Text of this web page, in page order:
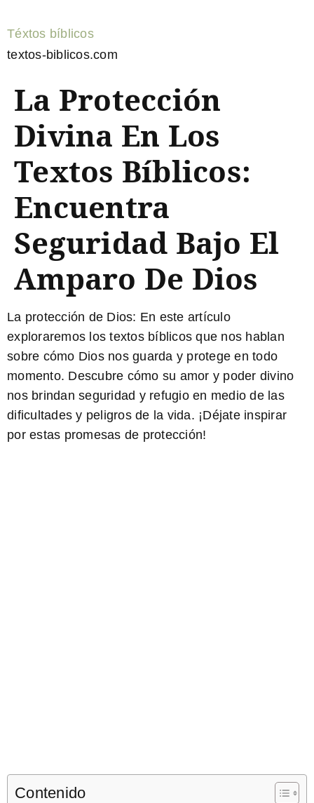
Téxtos bíblicos
textos-biblicos.com
La Protección
Divina En Los
Textos Bíblicos:
Encuentra
Seguridad Bajo El
Amparo De Dios
La protección de Dios: En este artículo
exploraremos los textos bíblicos que nos hablan
sobre cómo Dios nos guarda y protege en todo
momento. Descubre cómo su amor y poder divino
nos brindan seguridad y refugio en medio de las
dificultades y peligros de la vida. ¡Déjate inspirar
por estas promesas de protección!
Contenido